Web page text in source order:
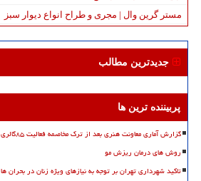
مستر گرین وال | مجری و طراح انواع دیوار سبز
جدیدترین مطالب
پربیننده ترین ها
گزارش آماری معاونت هنری بعد از ترک مخاصمه فعالیت ۸۵گالری و ۴۷ اجرای موسیقی
روش های درمان ریزش مو
تاکید شهرداری تهران بر توجه به نیازهای ویژه زنان در بحران ها